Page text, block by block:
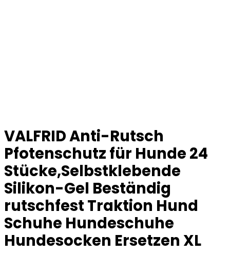
VALFRID Anti-Rutsch
Pfotenschutz für Hunde 24
Stücke,Selbstklebende
Silikon-Gel Beständig
rutschfest Traktion Hund
Schuhe Hundeschuhe
Hundesocken Ersetzen XL